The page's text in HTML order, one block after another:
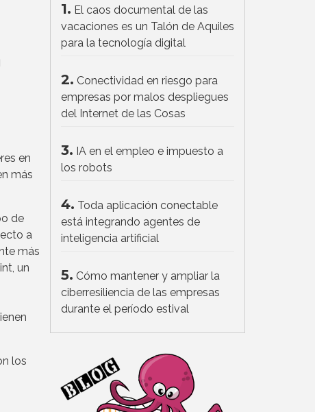
en
más
de
a
más
un
los
1. El caos documental de las
vacaciones es un Talón de Aquiles
para la tecnología digital
2. Conectividad en riesgo para
empresas por malos despliegues
del Internet de las Cosas
3. IA en el empleo e impuesto a
los robots
4. Toda aplicación conectable
está integrando agentes de
inteligencia artificial
5. Cómo mantener y ampliar la
ciberresiliencia de las empresas
durante el período estival